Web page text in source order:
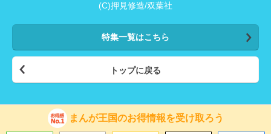
(C)押見修造/双葉社
特集一覧はこちら
トップに戻る
まんが王国のお得情報を受け取ろう